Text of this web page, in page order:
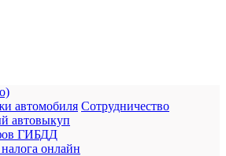
автомобиля Сотрудничество
автовыкуп
ГИБДД
онлайн